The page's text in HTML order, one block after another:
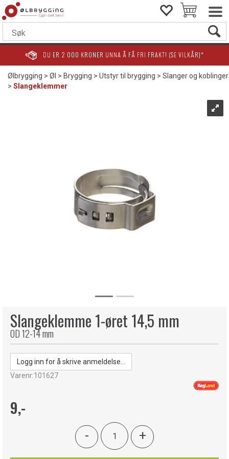
DU ER 2 000 KRONER UNNA Å FÅ FRI FRAKT! (SE VILKÅR)*
Ølbrygging>Øl >Brygging>Utstyr til brygging>Slanger og koblinger
>Slangeklemmer
Slangeklemme 1-øret 14,5 mm
OD 12-14 mm
Logg inn for å skrive anmeldelse...
Varenr:101627
9,-
- +